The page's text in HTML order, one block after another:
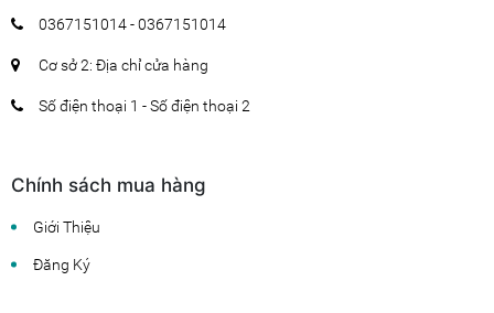
0367151014 - 0367151014
Cơ sở 2: Địa chỉ cửa hàng
Số điện thoại 1 - Số điện thoại 2
Chính sách mua hàng
Giới Thiệu
Đăng Ký